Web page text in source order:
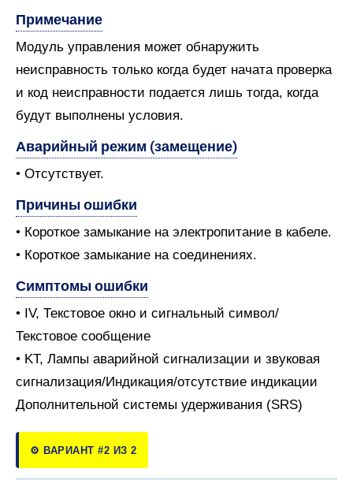
Примечание
Модуль управления может обнаружить
неисправность только когда будет начата проверка
и код неисправности подается лишь тогда, когда
будут выполнены условия.
Аварийный режим (замещение)
• Отсутствует.
Причины ошибки
• Короткое замыкание на электропитание в кабеле.
• Короткое замыкание на соединениях.
Симптомы ошибки
• IV, Текстовое окно и сигнальный символ/
Текстовое сообщение
• KT, Лампы аварийной сигнализации и звуковая
сигнализация/Индикация/отсутствие индикации
Дополнительной системы удерживания (SRS)
⚙️ ВАРИАНТ #2 ИЗ 2